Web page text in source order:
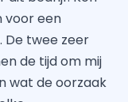
voor een
De twee zeer
de tijd om mij
wat de oorzaak